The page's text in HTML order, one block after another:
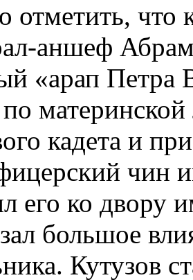
отметить,
аншеф
«арап Петра
кадета и
чин
его ко двору
большое
Кутузов